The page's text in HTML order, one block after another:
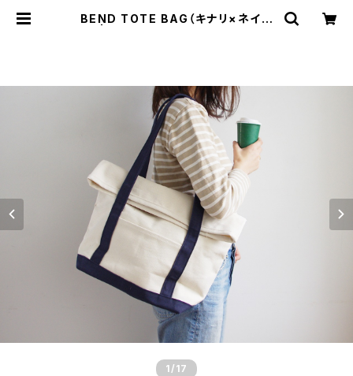
BEND TOTE BAG（キナリ×ネイビ
1 /17